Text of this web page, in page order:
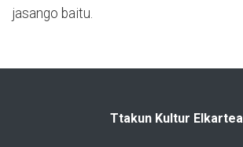
jasango baitu.
Ttakun Kultur Elkartea